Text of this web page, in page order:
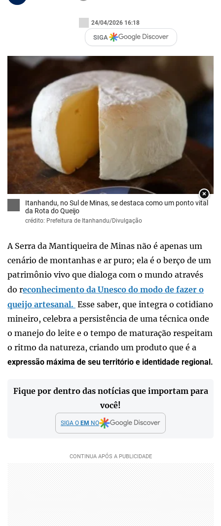
24/04/2026 16:18
SIGA
×
Itanhandu, no Sul de Minas, se destaca como um ponto vital
da Rota do Queijo
crédito: Prefeitura de Itanhandu/Divulgação
A Serra da Mantiqueira de Minas não é apenas um
cenário de montanhas e ar puro; ela é o berço de um
patrimônio vivo que dialoga com o mundo através
do reconhecimento da Unesco do modo de fazer o
queijo artesanal. Esse saber, que integra o cotidiano
mineiro, celebra a persistência de uma técnica onde
o manejo do leite e o tempo de maturação respeitam
o ritmo da natureza, criando um produto que é a
expressão máxima de seu território e identidade regional.
Fique por dentro das notícias que importam para
você!
SIGA O EM NO